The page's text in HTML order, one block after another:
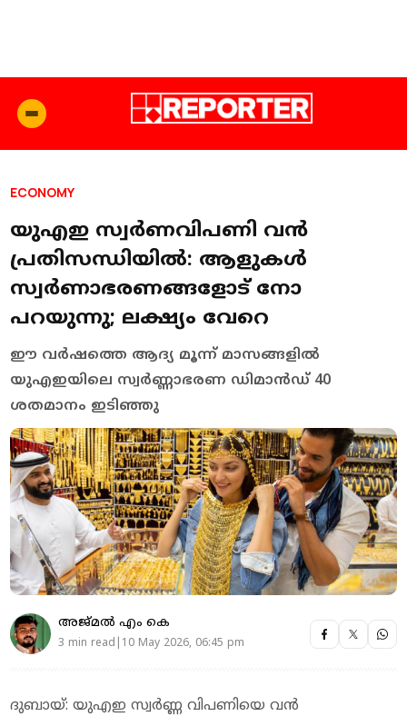
ECONOMY
യുഎഇ സ്വർണവിപണി വന്‍
പ്രതിസന്ധിയില്‍: ആളുകള്‍
സ്വർണാഭരണങ്ങളോട് നോ
പറയുന്നു; ലക്ഷ്യം വേറെ
ഈ വർഷത്തെ ആദ്യ മൂന്ന് മാസങ്ങളിൽ
യുഎഇയിലെ സ്വർണ്ണാഭരണ ഡിമാൻഡ് 40
ശതമാനം ഇടിഞ്ഞു
അജ്മല്‍ എം കെ
3 min read|10 May 2026, 06:45 pm
ദുബായ്: യുഎഇ സ്വർണ്ണ വിപണിയെ വൻ